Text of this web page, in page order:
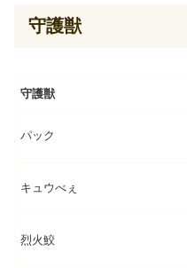
守護獣
守護獣
パック
キュウべぇ
烈火鮫